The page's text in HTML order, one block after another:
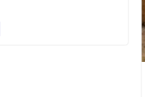
El “Mes del